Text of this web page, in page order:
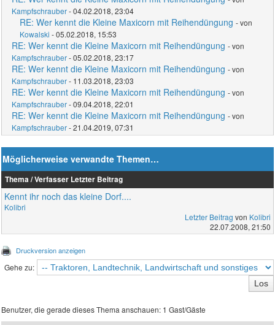
Kampfschrauber- 04.02.2018, 23:04
RE: Wer kennt die Kleine Maxicorn mit Reihendüngung - von
Kowalski - 05.02.2018, 15:53
RE: Wer kennt die Kleine Maxicorn mit Reihendüngung - von
Kampfschrauber- 05.02.2018, 23:17
RE: Wer kennt die Kleine Maxicorn mit Reihendüngung - von
Kampfschrauber- 11.03.2018, 23:03
RE: Wer kennt die Kleine Maxicorn mit Reihendüngung - von
Kampfschrauber- 09.04.2018, 22:01
RE: Wer kennt die Kleine Maxicorn mit Reihendüngung - von
Kampfschrauber- 21.04.2019, 07:31
Möglicherweise verwandte Themen…
Thema / Verfasser Letzter Beitrag
Kennt ihr noch das kleine Dorf....
Kolibri
Letzter Beitrag von Kolibri
22.07.2008, 21:50
Druckversion anzeigen
Gehe zu:
Benutzer, die gerade dieses Thema anschauen: 1 Gast/Gäste